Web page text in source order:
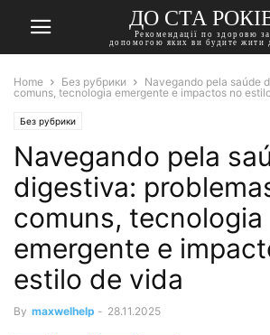
ДО СТА
Рекомендації по здоровю за
допомогою яких ви будите жити
Home Без рубрики
Navegando pela saúde
comuns, tecnologia emergente e impactos no
Без рубрики
Navegando pela
digestiva:
comuns, tecnologia
emergente e
estilo de vida
By maxwelhelp - 28.11.2025